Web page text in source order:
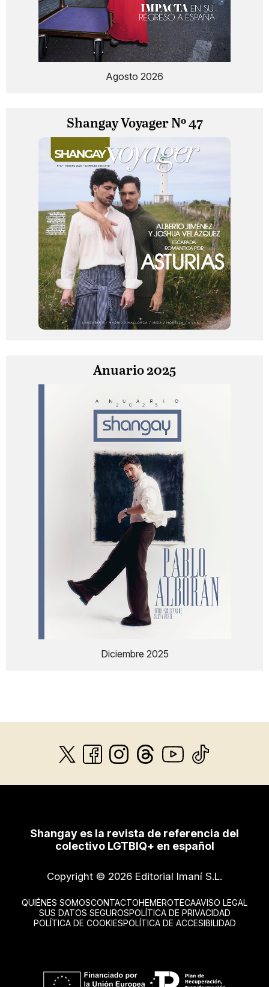
Agosto 2026
Shangay Voyager Nº 47
Anuario 2025
Diciembre 2025
Shangay es la revista de referencia del
colectivo LGTBIQ+ en español
Copyright © 2026 Editorial Imaní S.L.
QUIÉNES SOMOSCONTACTOHEMEROTECAAVISO LEGAL
SUS DATOS SEGUROSPOLÍTICA DE PRIVACIDAD
POLÍTICA DE COOKIESPOLÍTICA DE ACCESIBILIDAD